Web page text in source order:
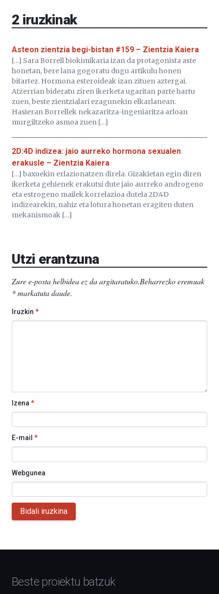
2 iruzkinak
Asteon zientzia begi-bistan #159 – Zientzia Kaiera
[…] Sara Borrell biokimikaria izan da protagonista aste
honetan, bere lana gogoratu dugu artikulu honen
bitartez. Hormona esteroideak izan zituen aztergai.
Atzerrian bideratu ziren ikerketa ugaritan parte hartu
zuen, beste zientzialari ezagunekin elkarlanean.
Hasieran Borrellek nekazaritza-ingeniaritza arloan
murgiltzeko asmoa zuen […]
2D:4D indizea: jaio aurreko hormona sexualen
erakusle – Zientzia Kaiera
[…] baxuekin erlazionatzen direla. Gizakietan egin diren
ikerketa gehienek erakutsi dute jaio aurreko androgeno
eta estrogeno mailek korrelazioa dutela 2D:4D
indizearekin, nahiz eta lotura honetan eragiten duten
mekanismoak […]
Utzi erantzuna
Zure e-posta helbidea ez da argitaratuko.Beharrezko eremuak
*markatuta daude.
Iruzkin *
Izena *
E-mail *
Webgunea
Bidali iruzkina
Beste proiektu batzuk